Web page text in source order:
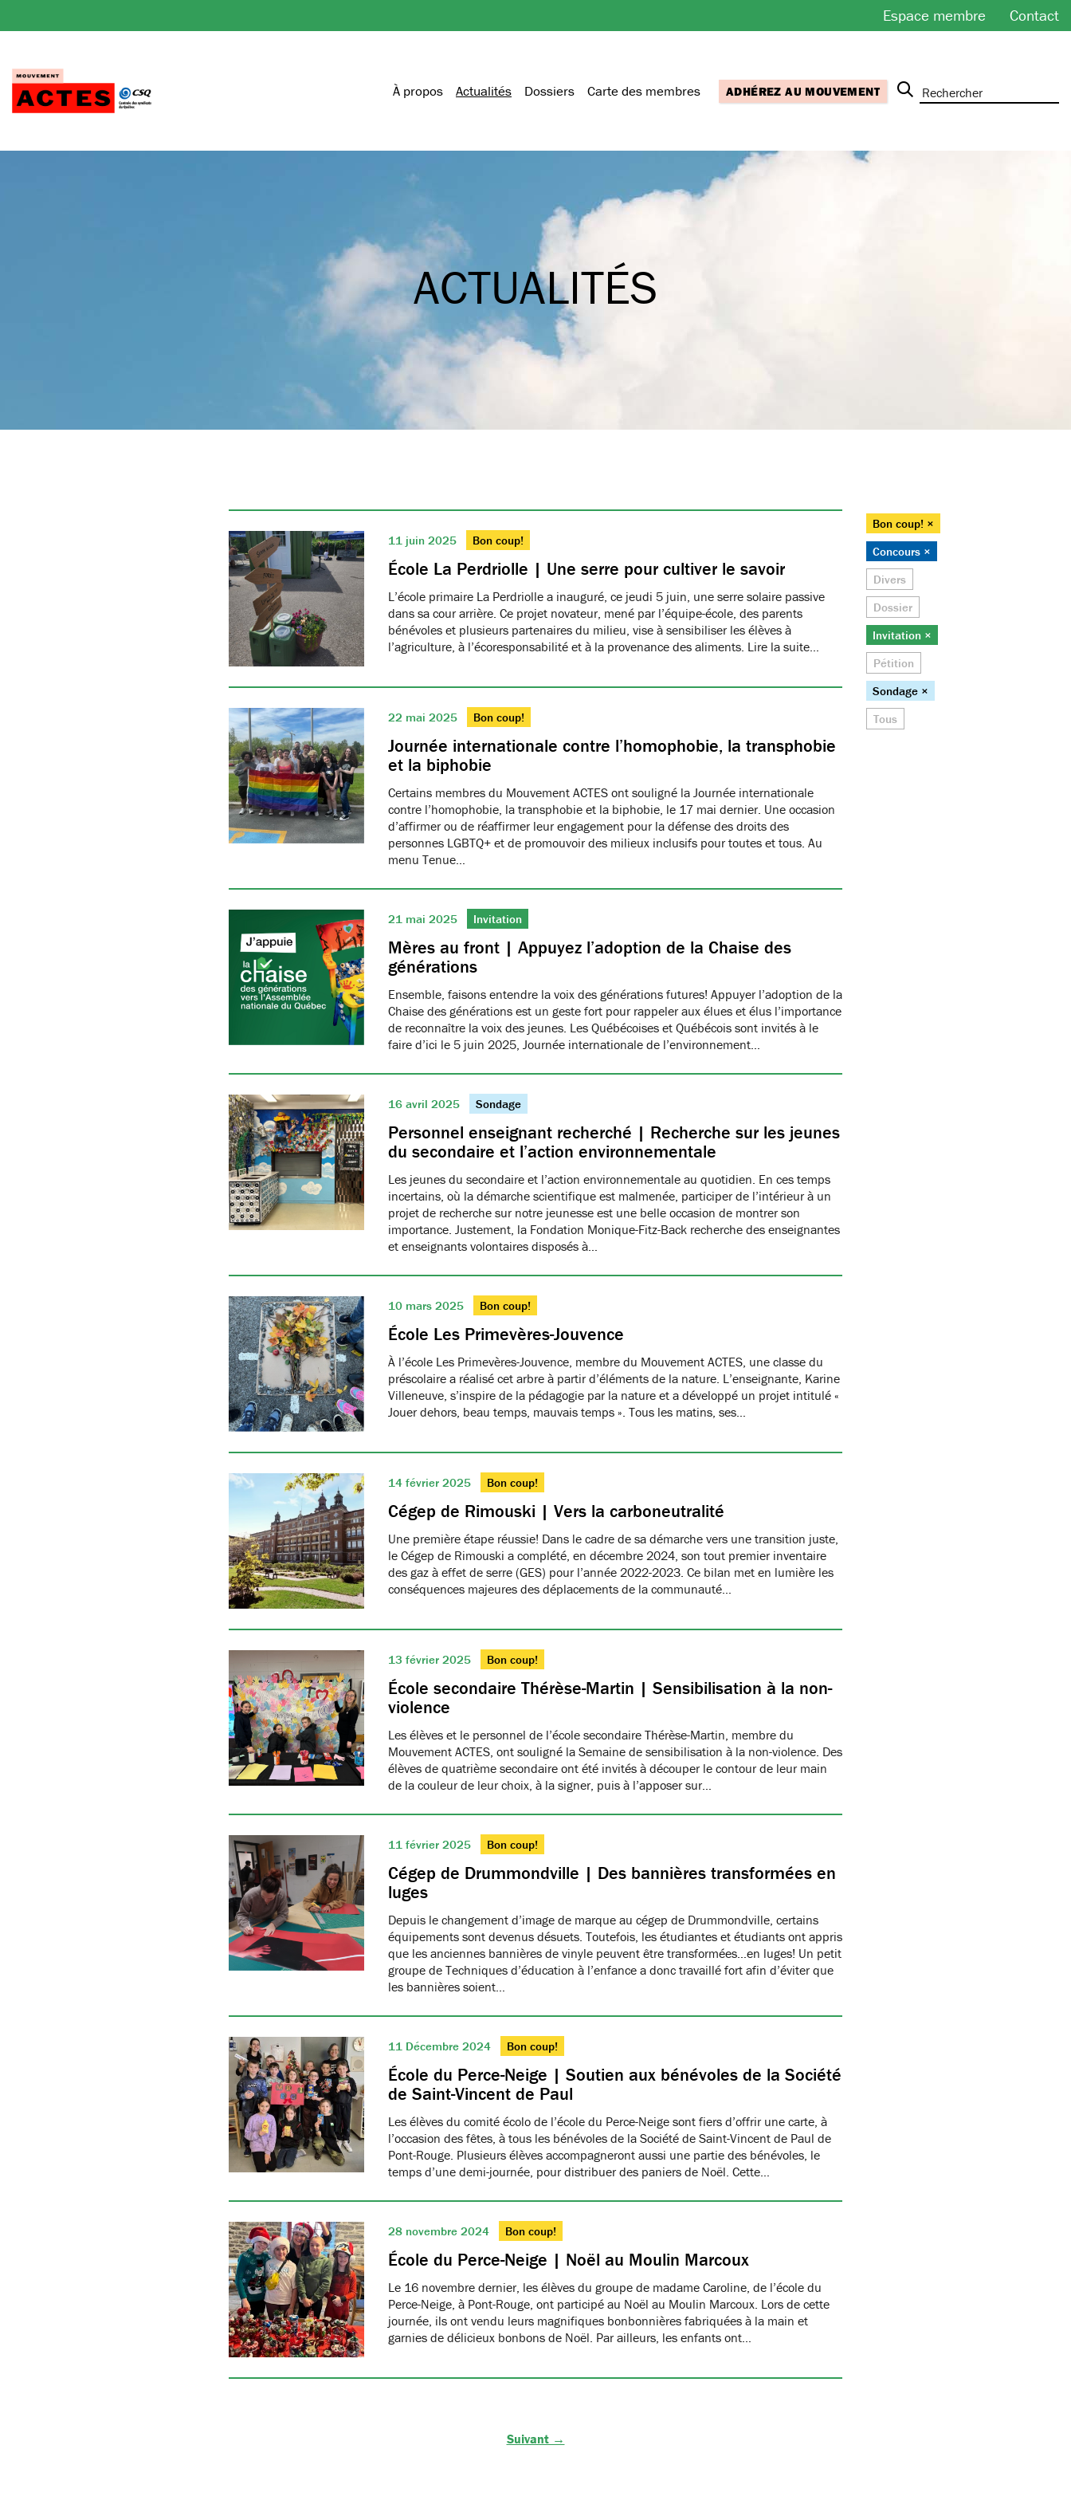
au
Espace membre Contact
À propos Actualités Dossiers Carte des membres ADHÉREZ AU MOUVEMENT
ACTUALITÉS
11 juin 2025 Bon coup!
École La Perdriolle | Une serre pour cultiver le savoir
L’école primaire La Perdriolle a inauguré, ce jeudi 5 juin, une serre solaire passive
dans sa cour arrière. Ce projet novateur, mené par l’équipe-école, des parents
bénévoles et plusieurs partenaires du milieu, vise à sensibiliser les élèves à
l’agriculture, à l’écoresponsabilité et à la provenance des aliments. Lire la suite…
22 mai 2025 Bon coup!
Journée internationale contre l’homophobie, la transphobie
et la biphobie
Certains membres du Mouvement ACTES ont souligné la Journée internationale
contre l’homophobie, la transphobie et la biphobie, le 17 mai dernier. Une occasion
d’affirmer ou de réaffirmer leur engagement pour la défense des droits des
personnes LGBTQ+ et de promouvoir des milieux inclusifs pour toutes et tous. Au
menu Tenue…
21 mai 2025 Invitation
Mères au front | Appuyez l’adoption de la Chaise des
générations
Ensemble, faisons entendre la voix des générations futures! Appuyer l’adoption de la
Chaise des générations est un geste fort pour rappeler aux élues et élus l’importance
de reconnaître la voix des jeunes. Les Québécoises et Québécois sont invités à le
faire d’ici le 5 juin 2025, Journée internationale de l’environnement…
16 avril 2025 Sondage
Personnel enseignant recherché | Recherche sur les jeunes
du secondaire et l’action environnementale
Les jeunes du secondaire et l’action environnementale au quotidien. En ces temps
incertains, où la démarche scientifique est malmenée, participer de l’intérieur à un
projet de recherche sur notre jeunesse est une belle occasion de montrer son
importance. Justement, la Fondation Monique-Fitz-Back recherche des enseignantes
et enseignants volontaires disposés à…
10 mars 2025 Bon coup!
École Les Primevères-Jouvence
À l’école Les Primevères-Jouvence, membre du Mouvement ACTES, une classe du
préscolaire a réalisé cet arbre à partir d’éléments de la nature. L’enseignante, Karine
Villeneuve, s’inspire de la pédagogie par la nature et a développé un projet intitulé «
Jouer dehors, beau temps, mauvais temps ». Tous les matins, ses…
14 février 2025 Bon coup!
Cégep de Rimouski | Vers la carboneutralité
Une première étape réussie! Dans le cadre de sa démarche vers une transition juste,
le Cégep de Rimouski a complété, en décembre 2024, son tout premier inventaire
des gaz à effet de serre (GES) pour l’année 2022-2023. Ce bilan met en lumière les
conséquences majeures des déplacements de la communauté…
13 février 2025 Bon coup!
École secondaire Thérèse-Martin | Sensibilisation à la non-
violence
Les élèves et le personnel de l’école secondaire Thérèse-Martin, membre du
Mouvement ACTES, ont souligné la Semaine de sensibilisation à la non-violence. Des
élèves de quatrième secondaire ont été invités à découper le contour de leur main
de la couleur de leur choix, à la signer, puis à l’apposer sur…
11 février 2025 Bon coup!
Cégep de Drummondville | Des bannières transformées en
luges
Depuis le changement d’image de marque au cégep de Drummondville, certains
équipements sont devenus désuets. Toutefois, les étudiantes et étudiants ont appris
que les anciennes bannières de vinyle peuvent être transformées…en luges! Un petit
groupe de Techniques d’éducation à l’enfance a donc travaillé fort afin d’éviter que
les bannières soient…
11 Décembre 2024 Bon coup!
École du Perce-Neige | Soutien aux bénévoles de la Société
de Saint-Vincent de Paul
Les élèves du comité écolo de l’école du Perce-Neige sont fiers d’offrir une carte, à
l’occasion des fêtes, à tous les bénévoles de la Société de Saint-Vincent de Paul de
Pont-Rouge. Plusieurs élèves accompagneront aussi une partie des bénévoles, le
temps d’une demi-journée, pour distribuer des paniers de Noël. Cette…
28 novembre 2024 Bon coup!
École du Perce-Neige | Noël au Moulin Marcoux
Le 16 novembre dernier, les élèves du groupe de madame Caroline, de l’école du
Perce-Neige, à Pont-Rouge, ont participé au Noël au Moulin Marcoux. Lors de cette
journée, ils ont vendu leurs magnifiques bonbonnières fabriquées à la main et
garnies de délicieux bonbons de Noël. Par ailleurs, les enfants ont…
Bon coup! ×
Concours ×
Divers
Dossier
Invitation ×
Pétition
Sondage ×
Tous
Suivant →